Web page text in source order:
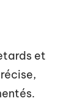
et